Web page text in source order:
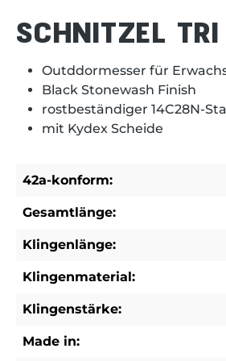
SCHNITZEL TRI
Outddormesser für
Black Stonewash Finish
rostbeständiger 14C28N-
mit Kydex Scheide
42a-konform:
Gesamtlänge:
Klingenlänge:
Klingenmaterial:
Klingenstärke:
Made in: